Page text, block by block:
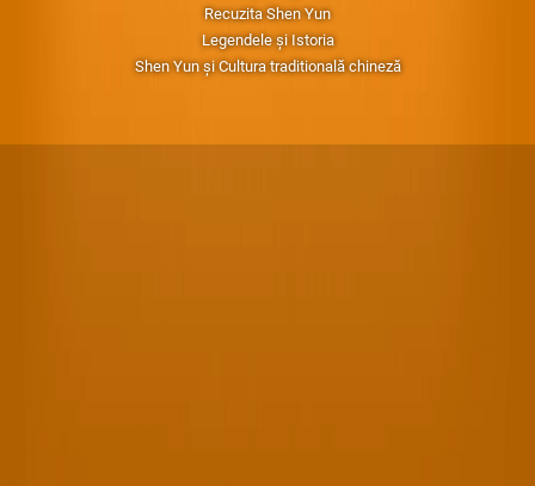
Recuzita Shen Yun
Legendele și Istoria
Shen Yun și Cultura traditională chineză